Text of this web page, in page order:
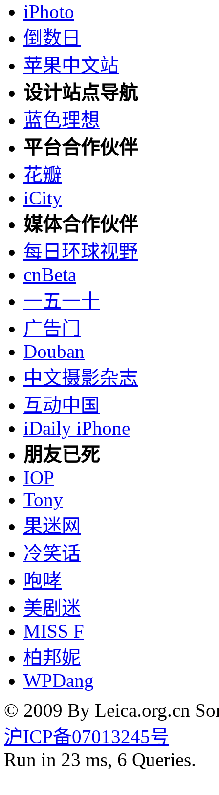
iPhoto
倒数日
苹果中文站
设计站点导航
蓝色理想
平台合作伙伴
花瓣
iCity
媒体合作伙伴
每日环球视野
cnBeta
一五一十
广告门
Douban
中文摄影杂志
互动中国
iDaily iPhone
朋友已死
IOP
Tony
果迷网
冷笑话
咆哮
美剧迷
MISS F
柏邦妮
WPDang
© 2009 By Leica.org.cn
沪ICP备07013245号
Run in 23 ms, 6 Queries.